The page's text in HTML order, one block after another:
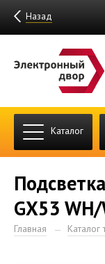
Назад
Каталог
GX53
Главная Каталог